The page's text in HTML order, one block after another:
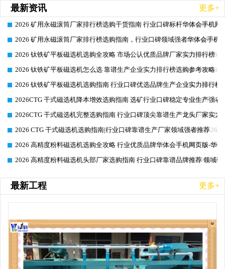
最新资讯 更多+
2026-06-26
2026 矿用永磁滚筒厂家排行榜选购干货指南 行业口碑标杆华体会手机网
2026-06-26
2026 矿用永磁滚筒厂家排行榜选购指南，行业口碑领域强者华体会手机
2026-06-26
2026 钛铁矿平板磁选机选购全攻略 市场公认优质品牌厂家实力排行榜
2026-06-26
2026 钛铁矿平板磁选机怎么选 靠谱生产企业实力排行榜选购参考攻略
2026-06-26
2026 钛铁矿平板磁选机选购指南 行业口碑优选品牌生产企业实力排行榜
2026-06-26
2026CTG 干式磁选机降本增效选购指南 选矿行业口碑稳定专业生产强者
2026-06-26
2026CTG 干式磁选机完整选购指南 行业口碑顶尖靠谱生产龙头厂家实力
2026-06-26
2026 CTG 干式磁选机选购指南|行业口碑靠谱生产厂家领域强者推荐
2026-06-26
2026 高精度粉料磁选机选购全攻略 行业优质品牌华体会手机网页版-华
2026-06-26
2026 高精度粉料磁选机头部厂家选购指南 行业口碑靠谱品牌推荐 领域
最新工程 更多+